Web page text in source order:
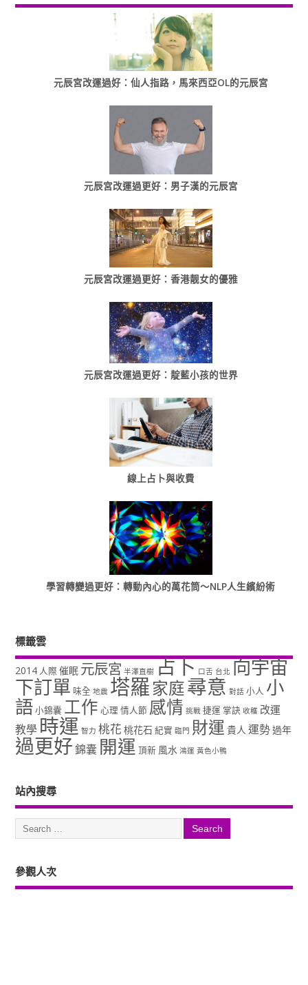
元辰宮改運過好：仙人指路，馬來西亞OL的元辰宮
元辰宮改運過更好：男子漢的元辰宮
元辰宮改運過更好：香港靓女的優雅
元辰宮改運過更好：靛藍小孩的世界
線上占卜與收費
學習轉變過更好：轉動內心的萬花筒～NLP人生繽紛術
標籤雲
2014 人際 催眠 元辰宮 半澤直樹 占卜 口舌 台北 向宇宙
下訂單 味全 地震 塔羅家庭尋意 對話 小人 小
語小錦囊 工作 心理 情人節 感情 挑戰 捷運 掌訣 收穫 改運
教學 時運 智力 桃花 桃花石 紀實 臨門 財運 貴人 運勢過年
過更好錦囊 開運 頂新 風水 鴻運 黃色小鴨
站內搜尋
參觀人次